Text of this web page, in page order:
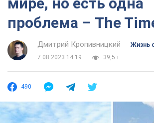
проблема – The
Дмитрий Кропивницкий
Жизнь
7.08.2023 14:19
39,5 т.
490